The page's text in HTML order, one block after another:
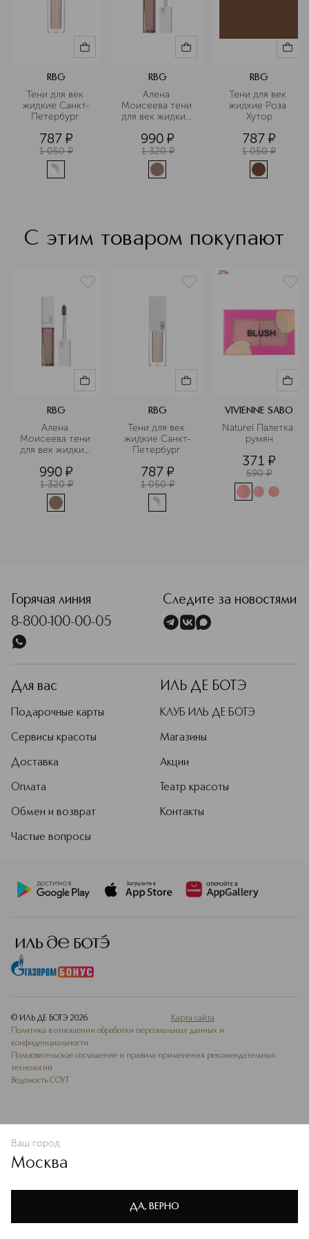
Политике конфиденциальности
RBG
Тени для век
жидкие Санкт-
787 ¤
1 050 ¤
RBG
Алена
Моисеева тени
для век жидкие
990 ¤
1 320 ¤
RBG
Тени для век
жидкие Роза
Хутор
787 ¤
1 050 ¤
С этим товаром покупают
RBG
Алена
Моисеева тени
для век жидкие
990 ¤
1 320 ¤
RBG
Тени для век
жидкие Санкт-
787 ¤
1 050 ¤
-37%
VIVIENNE SABO
Naturel Палетка
румян
371 ¤
590 ¤
Горячая линия
8-800-100-00-05
Следите за новостями
Для вас
Подарочные карты
Сервисы красоты
Доставка
Оплата
Обмен и возврат
Частые вопросы
ИЛЬ ДЕ БОТЭ
КЛУБ ИЛЬ ДЕ БОТЭ
Магазины
Акции
Театр красоты
Контакты
© ИЛЬ ДЕ БОТЭ 2026
Карта сайта
Политика в отношении обработки персональных данных и
конфиденциальности
Пользовательское соглашение и правила применения рекомендательных
технологий
Ведомость СОУТ
Ваш город
Москва
ДА, ВЕРНО